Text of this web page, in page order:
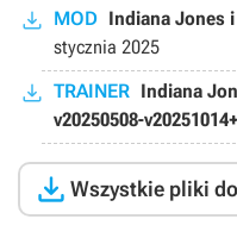
MOD Indiana Jones
stycznia 2025
TRAINER Indiana
v20250508-v20251014+
 Wszystkie pliki